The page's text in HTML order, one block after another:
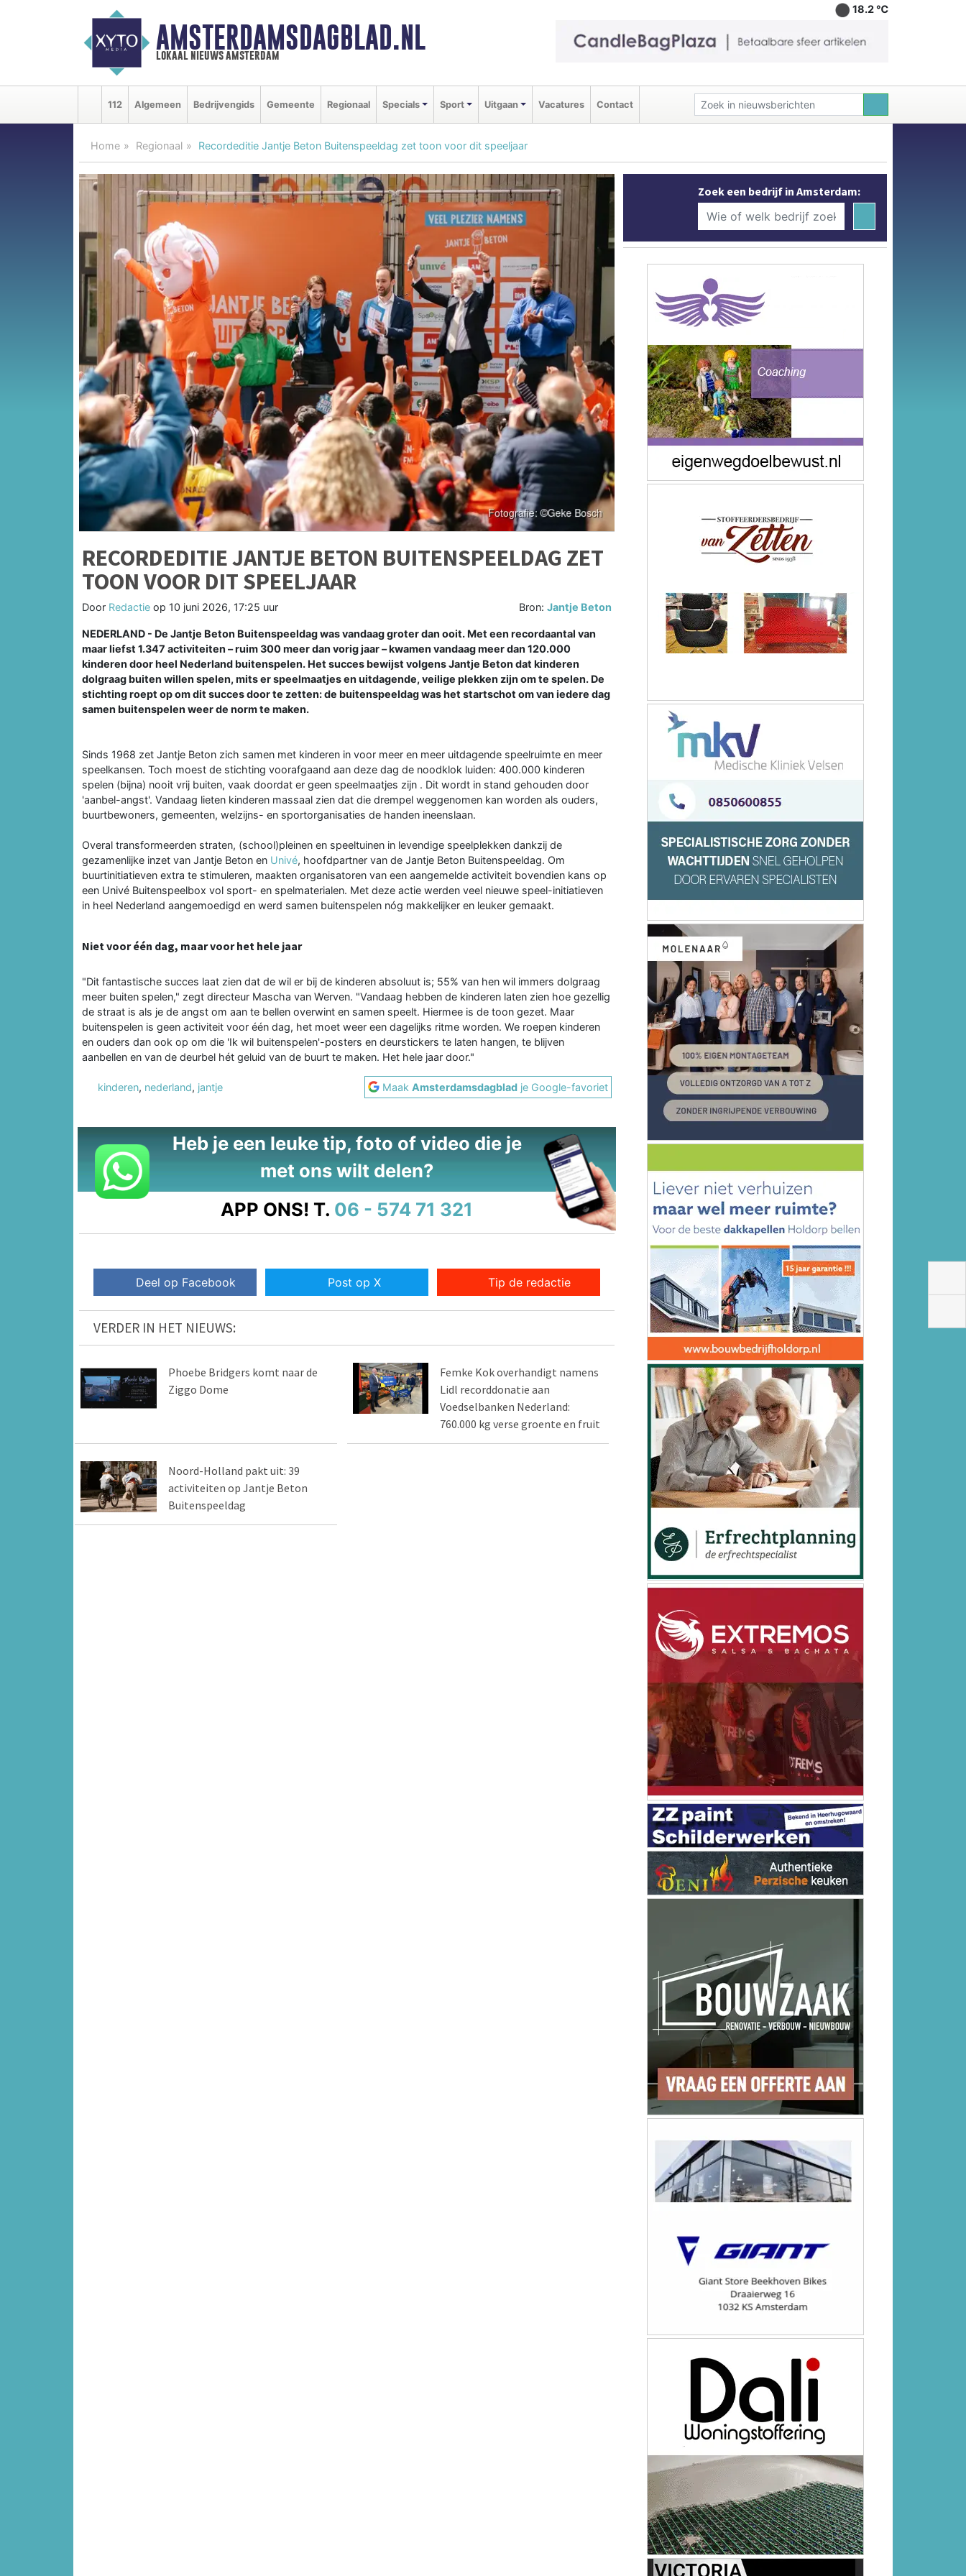
AMSTERDAMSDAGBLAD.NL
lokaal nieuws amsterdam
18.2 ℃
112 Algemeen Bedrijvengids Gemeente Regionaal Specials Sport Uitgaan Vacatures Contact
Home Regionaal Recordeditie Jantje Beton Buitenspeeldag zet toon voor dit speeljaar
RECORDEDITIE JANTJE BETON BUITENSPEELDAG ZET
TOON VOOR DIT SPEELJAAR
Door Redactie op 10 juni 2026, 17:25 uur Bron:Jantje Beton
NEDERLAND - De Jantje Beton Buitenspeeldag was vandaag groter dan ooit. Met een recordaantal van
maar liefst 1.347 activiteiten – ruim 300 meer dan vorig jaar – kwamen vandaag meer dan 120.000
kinderen door heel Nederland buitenspelen. Het succes bewijst volgens Jantje Beton dat kinderen
dolgraag buiten willen spelen, mits er speelmaatjes en uitdagende, veilige plekken zijn om te spelen. De
stichting roept op om dit succes door te zetten: de buitenspeeldag was het startschot om van iedere dag
samen buitenspelen weer de norm te maken.
Sinds 1968 zet Jantje Beton zich samen met kinderen in voor meer en meer uitdagende speelruimte en meer
speelkansen. Toch moest de stichting voorafgaand aan deze dag de noodklok luiden: 400.000 kinderen
spelen (bijna) nooit vrij buiten, vaak doordat er geen speelmaatjes zijn . Dit wordt in stand gehouden door
'aanbel-angst'. Vandaag lieten kinderen massaal zien dat die drempel weggenomen kan worden als ouders,
buurtbewoners, gemeenten, welzijns- en sportorganisaties de handen ineenslaan.
Overal transformeerden straten, (school)pleinen en speeltuinen in levendige speelplekken dankzij de
gezamenlijke inzet van Jantje Beton en Univé, hoofdpartner van de Jantje Beton Buitenspeeldag. Om
buurtinitiatieven extra te stimuleren, maakten organisatoren van een aangemelde activiteit bovendien kans op
een Univé Buitenspeelbox vol sport- en spelmaterialen. Met deze actie werden veel nieuwe speel-initiatieven
in heel Nederland aangemoedigd en werd samen buitenspelen nóg makkelijker en leuker gemaakt.
Niet voor één dag, maar voor het hele jaar
"Dit fantastische succes laat zien dat de wil er bij de kinderen absoluut is; 55% van hen wil immers dolgraag
meer buiten spelen," zegt directeur Mascha van Werven. "Vandaag hebben de kinderen laten zien hoe gezellig
de straat is als je de angst om aan te bellen overwint en samen speelt. Hiermee is de toon gezet. Maar
buitenspelen is geen activiteit voor één dag, het moet weer een dagelijks ritme worden. We roepen kinderen
en ouders dan ook op om die 'Ik wil buitenspelen'-posters en deurstickers te laten hangen, te blijven
aanbellen en van de deurbel hét geluid van de buurt te maken. Het hele jaar door."
kinderen, nederland, jantje MaakAmsterdamsdagblad je Google-favoriet
Heb je een leuke tip, foto of video die je
met ons wilt delen?
APP ONS! T. 06 - 574 71 321
Deel op Facebook Post op X Tip de redactie
VERDER IN HET NIEUWS:
Phoebe Bridgers komt naar de
Ziggo Dome
Femke Kok overhandigt namens
Lidl recorddonatie aan
Voedselbanken Nederland:
760.000 kg verse groente en fruit
Noord-Holland pakt uit: 39
activiteiten op Jantje Beton
Buitenspeeldag
Zoek een bedrijf in Amsterdam: